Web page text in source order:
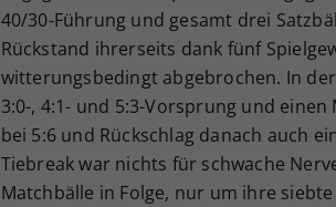
40/30-Führung und gesamt drei
Rückstand ihrerseits dank fünf
witterungsbedingt abgebrochen. In
3:0-, 4:1- und 5:3-Vorsprung und
bei 5:6 und Rückschlag danach auch
Tiebreak war nichts für schwache
Matchbälle in Folge, nur um ihre